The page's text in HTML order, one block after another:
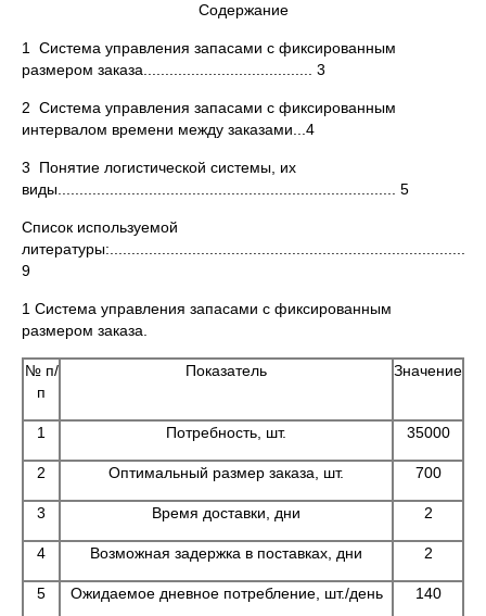
Содержание
1 Система управления запасами с фиксированным
размером заказа....................................... 3
2 Система управления запасами с фиксированным
интервалом времени между заказами...4
3 Понятие логистической системы, их
виды.............................................................................. 5
Список используемой
9
1 Система управления запасами с фиксированным
размером заказа.
№ п/
п
Показатель Значение
1 Потребность, шт. 35000
2 Оптимальный размер заказа, шт. 700
3 Время доставки, дни 2
4 Возможная задержка в поставках, дни 2
5 Ожидаемое дневное потребление, шт./день 140